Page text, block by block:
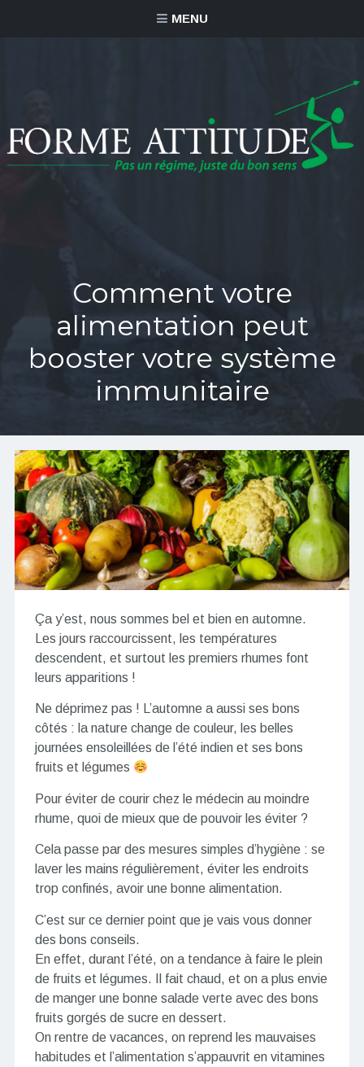
MENU
Comment votre
alimentation peut
booster votre système
immunitaire
Ça y’est, nous sommes bel et bien en automne.
Les jours raccourcissent, les températures
descendent, et surtout les premiers rhumes font
leurs apparitions !
Ne déprimez pas ! L’automne a aussi ses bons
côtés : la nature change de couleur, les belles
journées ensoleillées de l’été indien et ses bons
fruits et légumes
Pour éviter de courir chez le médecin au moindre
rhume, quoi de mieux que de pouvoir les éviter ?
Cela passe par des mesures simples d’hygiène : se
laver les mains régulièrement, éviter les endroits
trop confinés, avoir une bonne alimentation.
C’est sur ce dernier point que je vais vous donner
des bons conseils.
En effet, durant l’été, on a tendance à faire le plein
de fruits et légumes. Il fait chaud, et on a plus envie
de manger une bonne salade verte avec des bons
fruits gorgés de sucre en dessert.
On rentre de vacances, on reprend les mauvaises
habitudes et l’alimentation s’appauvrit en vitamines